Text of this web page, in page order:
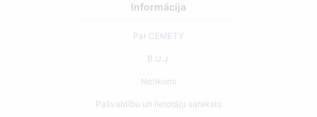
Informācija
Par CEMETY
B.U.J.
Notikumi
Pašvaldību un lietotāju saraksts